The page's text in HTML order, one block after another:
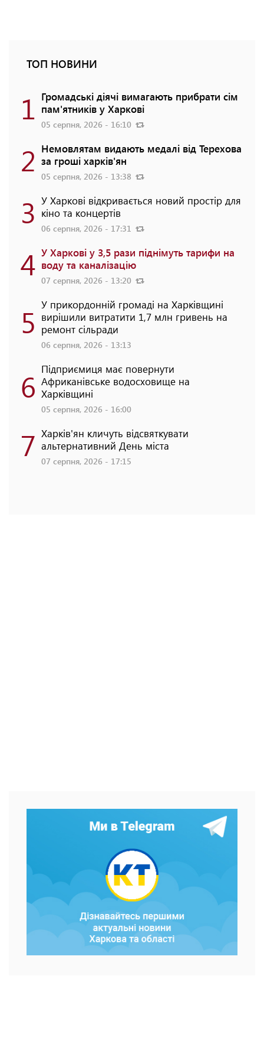
ТОП НОВИНИ
1 Громадські діячі вимагають прибрати сім
пам'ятників у Харкові
05 серпня, 2026 - 16:10
2 Немовлятам видають медалі від Терехова
за гроші харків'ян
05 серпня, 2026 - 13:38
3 У Харкові відкривається новий простір для
кіно та концертів
06 серпня, 2026 - 17:31
4 У Харкові у 3,5 рази піднімуть тарифи на
воду та каналізацію
07 серпня, 2026 - 13:20
5 У прикордонній громаді на Харківщині
вирішили витратити 1,7 млн гривень на
ремонт сільради
06 серпня, 2026 - 13:13
6 Підприємиця має повернути
Африканівське водосховище на
Харківщині
05 серпня, 2026 - 16:00
7 Харків'ян кличуть відсвяткувати
альтернативний День міста
07 серпня, 2026 - 17:15